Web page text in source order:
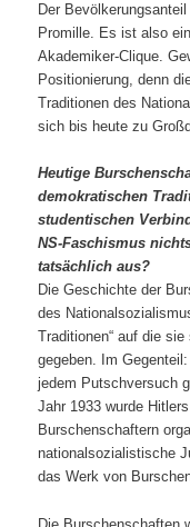
Der
Promille. Es ist also
Akademiker-Clique.
Positionierung, denn
Traditionen des
sich bis heute zu
Heutige
demokratischen
studentischen
NS-Faschismus
tatsächlich aus?
Die Geschichte der
des
Traditionen“ auf die
gegeben. Im
jedem Putschversuch
Jahr 1933 wurde
Burschenschaftern
nationalsozialistische
das Werk von